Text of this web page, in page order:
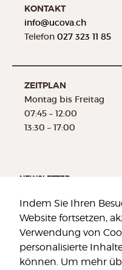
Indem Sie Ihren
Website fortsetzen,
Verwendung von
personalisierte
können. Um mehr
KONTAKT
info@ucova.ch
Telefon 027 323 11 85
ZEITPLAN
Montag bis Freitag
07:45 – 12:00
13:30 – 17:00
NEWSLETTER
Um immer informiert zu